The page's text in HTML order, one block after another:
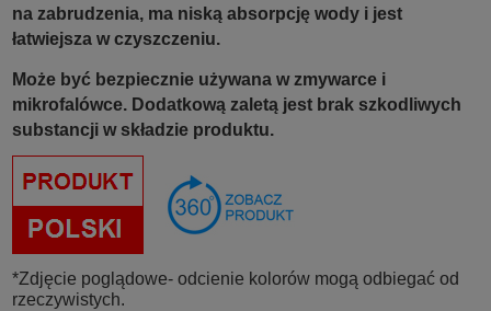
na zabrudzenia, ma niską absorpcję wody i jest
łatwiejsza w czyszczeniu.
Może być bezpiecznie używana w zmywarce i
mikrofalówce. Dodatkową zaletą jest brak szkodliwych
substancji w składzie produktu.
*Zdjęcie poglądowe- odcienie kolorów mogą odbiegać od
rzeczywistych.